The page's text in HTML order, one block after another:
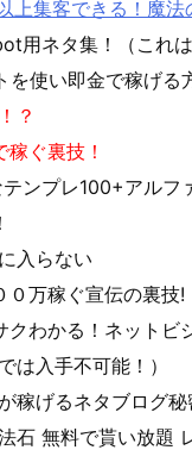
上集客できる！魔
ネタ集！（これ
使い即金で稼げる
？
ぐ裏技！
ンプレ100+アルフ
入らない
０万稼ぐ宣伝の裏技!
クわかる！ネットビ
入手不可能！）
稼げるネタブログ秘
無料で貰い放題